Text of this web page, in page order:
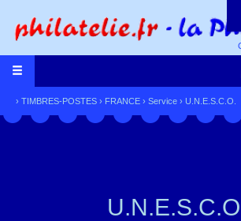
› TIMBRES-POSTES › FRANCE › Service › U.N.E.S.C.O.